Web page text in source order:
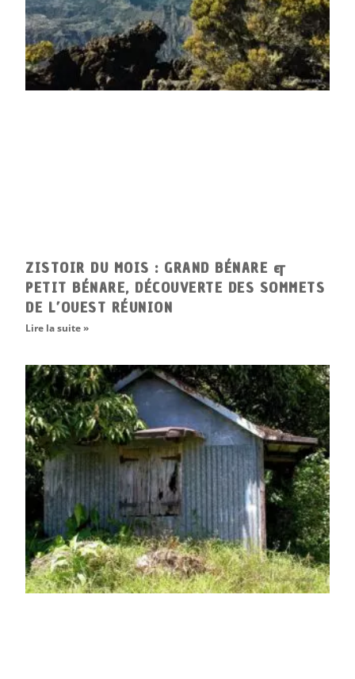
ZISTOIR DU MOIS : GRAND BÉNARE &
PETIT BÉNARE, DÉCOUVERTE DES SOMMETS
DE L’OUEST RÉUNION
Lire la suite »